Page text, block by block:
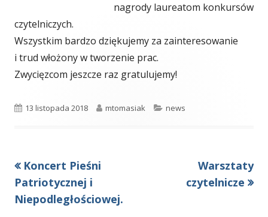
nagrody laureatom konkursów
czytelniczych.
Wszystkim bardzo dziękujemy za zainteresowanie
i trud włożony w tworzenie prac.
Zwycięzcom jeszcze raz gratulujemy!
Opublikowano
13 listopada 2018 Autor
mtomasiak Kategorie
news
Nawigacja
wpisu
Poprzedni
artykół
Koncert Pieśni
Patriotycznej i
Niepodległościowej.
Następny
artykół:
Warsztaty
czytelnicze